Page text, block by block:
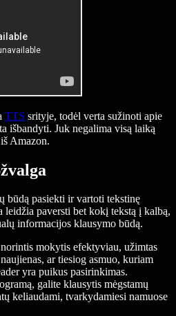
TTS srityje, todėl verta sužinoti apie
išbandyti. Juk negalima visą laiką
Amazon.
būdą pasiekti ir vartoti tekstinę
paversti bet kokį tekstą į kalbą,
informacijos klausymo būdą.
mokytis efektyviau, užimtas
ar tiesiog asmuo, kuriam
yra puikus pasirinkimas.
galite klausytis mėgstamų
keliaudami, tvarkydamiesi namuose